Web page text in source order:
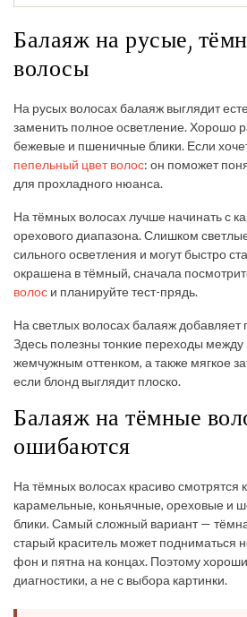
Балаяж на русые,
волосы
На русых волосах балаяж выглядит
заменить полное осветление. Хорошо
бежевые и пшеничные блики. Если
пепельный цвет волос: он поможет
для прохладного нюанса.
На тёмных волосах лучше начинать с
орехового диапазона. Слишком
сильного осветления и могут быстро
окрашена в тёмный, сначала
волос и планируйте тест-прядь.
На светлых волосах балаяж добавляет
Здесь полезны тонкие переходы
жемчужным оттенком, а также мягкое
если блонд выглядит плоско.
Балаяж на тёмные
ошибаются
На тёмных волосах красиво смотрятся
карамельные, коньячные, ореховые и
блики. Самый сложный вариант —
старый краситель может подниматься
фон и пятна на концах. Поэтому
диагностики, а не с выбора картинки.